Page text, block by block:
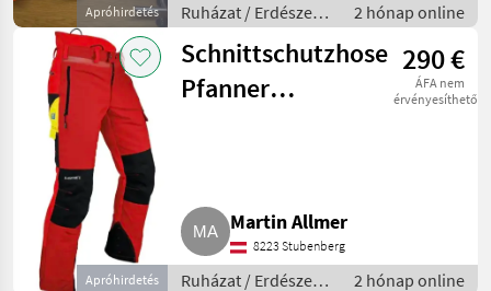
Apróhirdetés
Ruházat / Erdészeti
munkaruha
2 hónap online
Apróhirdetés
Schnittschutzhose
Pfanner
290 €
ÁFA nem
érvényesíthető
Martin Allmer
8223 Stubenberg
Ruházat / Erdészeti
2 hónap online